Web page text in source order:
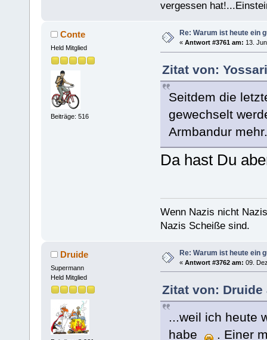
vergessen
Conte
Held Mitglied
Beiträge: 516
Re: Warum ist heute ein
« Antwort #3761 am: 13.
Zitat von:
Seitdem die
gewechselt
Armbandur
Da hast Du
Wenn Nazis nicht
Nazis Scheiße sind.
Druide
Supermann
Held Mitglied
Re: Warum ist heute ein
« Antwort #3762 am: 09.
Zitat von: Druide
...weil ich heute
habe
. Einer